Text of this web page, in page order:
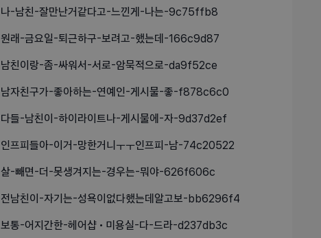
나-남친-잘만난거같다고-느낀게-나는-9c75ffb8
원래-금요일-퇴근하구-보려고-했는데-166c9d87
남친이랑-좀-싸워서-서로-암묵적으로-da9f52ce
남자친구가-좋아하는-연예인-게시물-좋-f878c6c0
다들-남친이-하이라이트나-게시물에-자-9d37d2ef
인프피들아-이거-망한거니ㅜㅜ인프피-남-74c20522
살-빼면-더-못생겨지는-경우는-뭐야-626f606c
전남친이-자기는-성욕이없다했는데알고보-bb6296f4
보통-어지간한-헤어샵•미용실-다-드라-d237db3c